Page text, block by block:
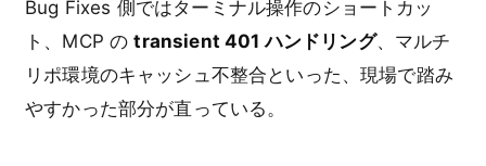
Bug Fixes 側ではターミナル操作のショートカッ
ト、MCP のtransient 401 ハンドリング、マルチ
リポ環境のキャッシュ不整合といった、現場で踏み
やすかった部分が直っている。